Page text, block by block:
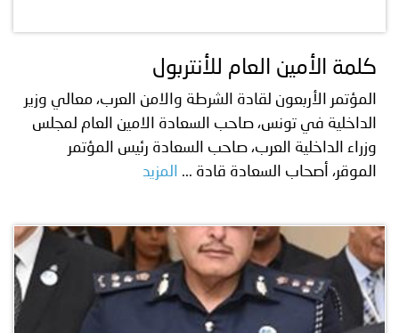
كلمة الأمين العام للأنتربول
المؤتمر الأربعون لقادة الشرطة والامن العرب، معالي وزير
الداخلية في تونس، صاحب السعادة الامين العام لمجلس
وزراء الداخلية العرب، صاحب السعادة رئيس المؤتمر
الموقر، أصحاب السعادة قادة ...
المزيد